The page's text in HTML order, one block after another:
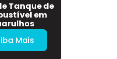
Tanque de
em
Mais